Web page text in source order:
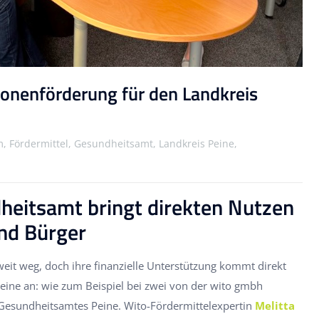
für den Landkreis
Fördermittel, Gesundheitsamt, Landkreis Peine,
bringt direkten Nutzen
Bürger
weg, doch ihre finanzielle Unterstützung kommt direkt
an: wie zum Beispiel bei zwei von der wito gmbh
Peine. Wito-Fördermittelexpertin Melitta